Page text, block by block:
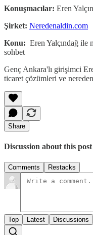
Konuşmacılar: Eren
Şirket: Neredenaldin.com
Konu: Eren Yalçındağ ile
sohbet
Genç Ankara'lı girişimci
ticaret çözümleri ve
Share
Discussion about this post
Comments Restacks
Top Latest Discussions